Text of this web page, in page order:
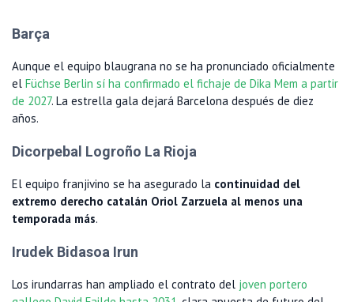
Barça
Aunque el equipo blaugrana no se ha pronunciado oficialmente
el Füchse Berlin sí ha confirmado el fichaje de Dika Mem a partir
de 2027. La estrella gala dejará Barcelona después de diez
años.
Dicorpebal Logroño La Rioja
El equipo franjivino se ha asegurado la continuidad del
extremo derecho catalán Oriol Zarzuela al menos una
temporada más.
Irudek Bidasoa Irun
Los irundarras han ampliado el contrato del joven portero